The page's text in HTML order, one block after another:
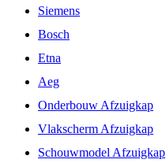
Siemens
Bosch
Etna
Aeg
Onderbouw Afzuigkap
Vlakscherm Afzuigkap
Schouwmodel Afzuigkap